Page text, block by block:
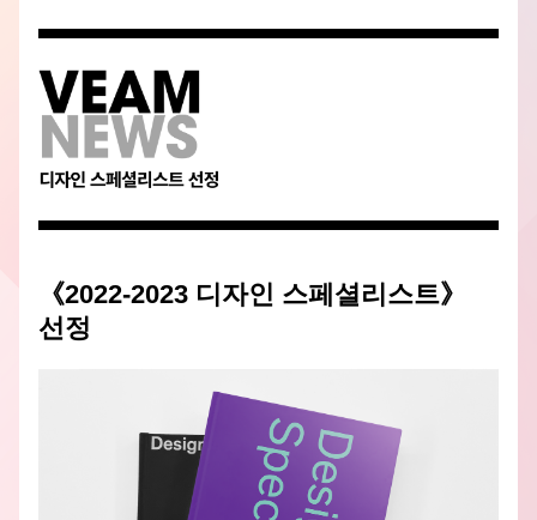
《2022-2023 디자인 스페셜리스트》
선정